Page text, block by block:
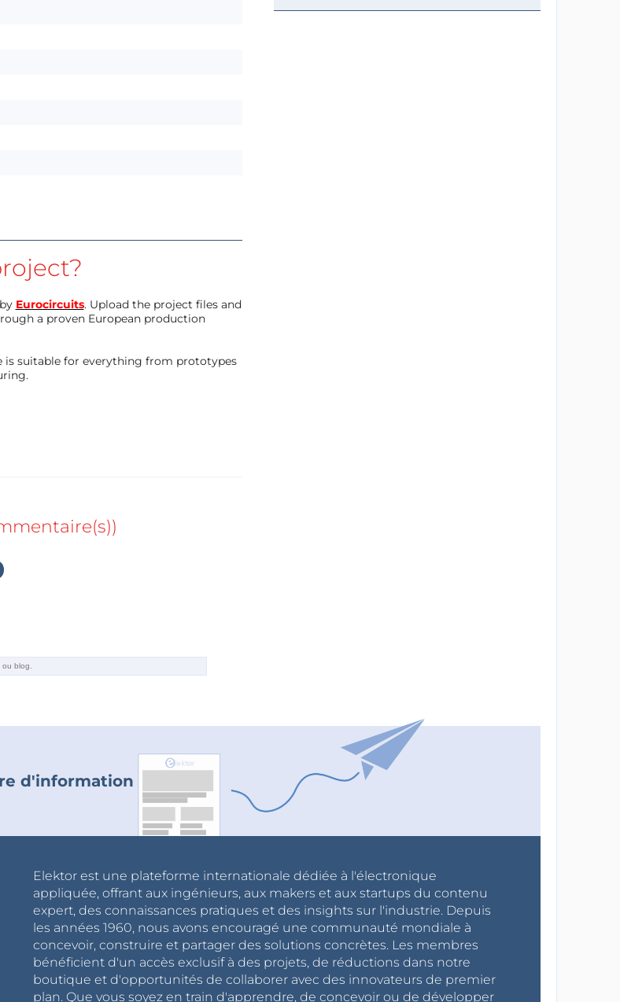
Eurocircuits. Upload the project files and
a proven European production
is suitable for everything from prototypes
d'information
Elektor est une plateforme internationale dédiée à l'électronique
appliquée, offrant aux ingénieurs, aux makers et aux startups du contenu
expert, des connaissances pratiques et des insights sur l'industrie. Depuis
les années 1960, nous avons encouragé une communauté mondiale à
concevoir, construire et partager des solutions concrètes. Les membres
bénéficient d'un accès exclusif à des projets, de réductions dans notre
boutique et d'opportunités de collaborer avec des innovateurs de premier
plan. Que vous soyez en train d'apprendre, de concevoir ou de développer